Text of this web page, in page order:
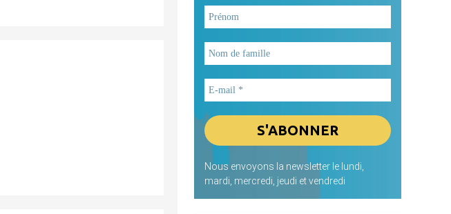
Nous envoyons la newsletter le lundi,
mardi, mercredi, jeudi et vendredi